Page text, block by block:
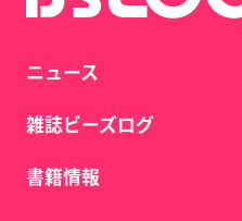
ニュース
雑誌ビーズログ
書籍情報